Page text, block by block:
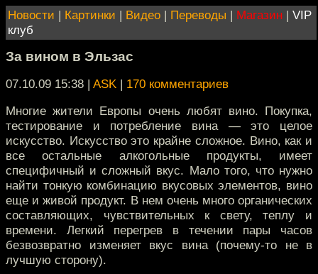
Новости | Картинки | Видео | Переводы | Магазин | VIP
клуб
За вином в Эльзас
07.10.09 15:38 | ASK | 170 комментариев
Многие жители Европы очень любят вино. Покупка,
тестирование и потребление вина — это целое
искусство. Искусство это крайне сложное. Вино, как и
все остальные алкогольные продукты, имеет
специфичный и сложный вкус. Мало того, что нужно
найти тонкую комбинацию вкусовых элементов, вино
еще и живой продукт. В нем очень много органических
составляющих, чувствительных к свету, теплу и
времени. Легкий перегрев в течении пары часов
безвозвратно изменяет вкус вина (почему-то не в
лучшую сторону).